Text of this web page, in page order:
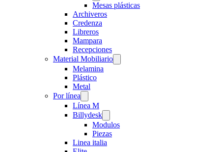
Mesas plásticas
Archiveros
Credenza
Libreros
Mampara
Recepciones
Material Mobiliario
Melamina
Plástico
Metal
Por línea
Línea M
Billydesk
Modulos
Piezas
Linea italia